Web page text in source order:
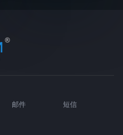
邮件
短信